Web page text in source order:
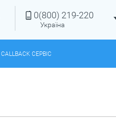
0(800) 219-220
Україна
CALLBACK СЕРВІС